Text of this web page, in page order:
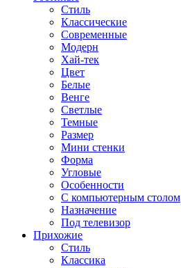
Стиль
Классические
Современные
Модерн
Хай-тек
Цвет
Белые
Венге
Светлые
Темные
Размер
Мини стенки
Форма
Угловые
Особенности
С компьютерным столом
Назначение
Под телевизор
Прихожие
Стиль
Классика